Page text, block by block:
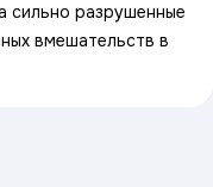
сильно разрушенные
вмешательств в